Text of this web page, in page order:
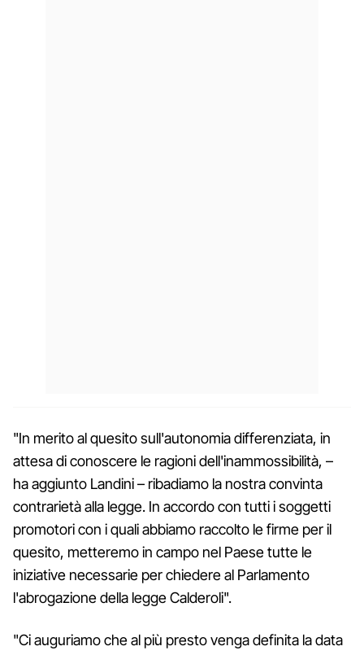
"In merito al quesito sull'autonomia differenziata, in
attesa di conoscere le ragioni dell'inammossibilità, –
ha aggiunto Landini – ribadiamo la nostra convinta
contrarietà alla legge. In accordo con tutti i soggetti
promotori con i quali abbiamo raccolto le firme per il
quesito, metteremo in campo nel Paese tutte le
iniziative necessarie per chiedere al Parlamento
l'abrogazione della legge Calderoli".
"Ci auguriamo che al più presto venga definita la data